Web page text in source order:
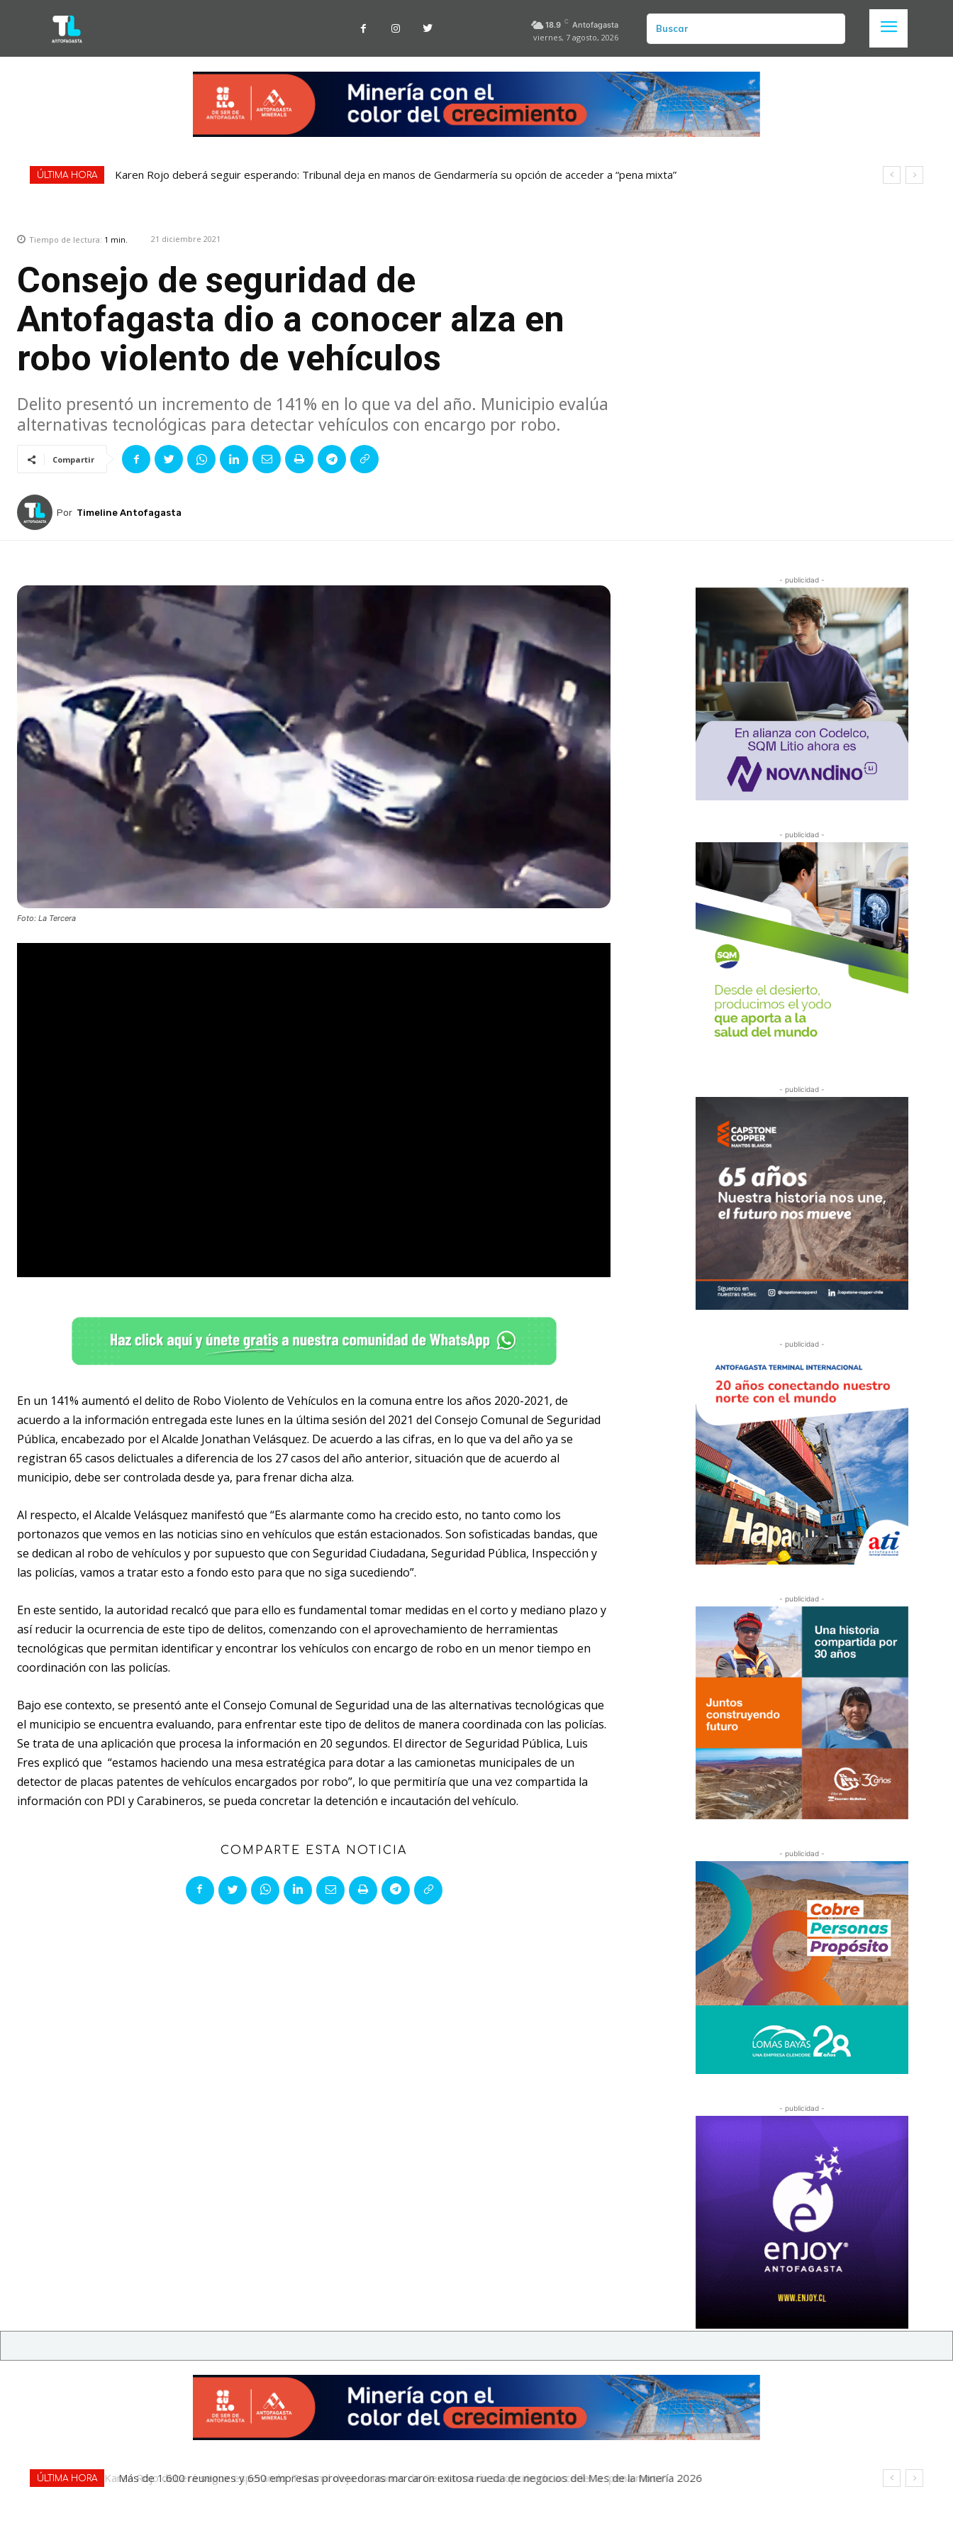
18.9 C Antofagasta
viernes, 7 agosto, 2026
Buscar
ÚLTIMA HORA Karen Rojo deberá seguir esperando: Tribunal deja en manos de Gendarmería su opción de acceder a “pena mixta”
Tiempo de lectura: 1 min. 21 diciembre 2021
Consejo de seguridad de
Antofagasta dio a conocer alza en
robo violento de vehículos
Delito presentó un incremento de 141% en lo que va del año. Municipio evalúa
alternativas tecnológicas para detectar vehículos con encargo por robo.
Compartir
Por Timeline Antofagasta
Foto: La Tercera
En un 141% aumentó el delito de Robo Violento de Vehículos en la comuna entre los años 2020-2021, de
acuerdo a la información entregada este lunes en la última sesión del 2021 del Consejo Comunal de Seguridad
Pública, encabezado por el Alcalde Jonathan Velásquez. De acuerdo a las cifras, en lo que va del año ya se
registran 65 casos delictuales a diferencia de los 27 casos del año anterior, situación que de acuerdo al
municipio, debe ser controlada desde ya, para frenar dicha alza.
Al respecto, el Alcalde Velásquez manifestó que “Es alarmante como ha crecido esto, no tanto como los
portonazos que vemos en las noticias sino en vehículos que están estacionados. Son sofisticadas bandas, que
se dedican al robo de vehículos y por supuesto que con Seguridad Ciudadana, Seguridad Pública, Inspección y
las policías, vamos a tratar esto a fondo esto para que no siga sucediendo”.
En este sentido, la autoridad recalcó que para ello es fundamental tomar medidas en el corto y mediano plazo y
así reducir la ocurrencia de este tipo de delitos, comenzando con el aprovechamiento de herramientas
tecnológicas que permitan identificar y encontrar los vehículos con encargo de robo en un menor tiempo en
coordinación con las policías.
Bajo ese contexto, se presentó ante el Consejo Comunal de Seguridad una de las alternativas tecnológicas que
el municipio se encuentra evaluando, para enfrentar este tipo de delitos de manera coordinada con las policías.
Se trata de una aplicación que procesa la información en 20 segundos. El director de Seguridad Pública, Luis
Fres explicó que “estamos haciendo una mesa estratégica para dotar a las camionetas municipales de un
detector de placas patentes de vehículos encargados por robo”, lo que permitiría que una vez compartida la
información con PDI y Carabineros, se pueda concretar la detención e incautación del vehículo.
COMPARTE ESTA NOTICIA
- publicidad -
- publicidad -
- publicidad -
- publicidad -
- publicidad -
- publicidad -
- publicidad -